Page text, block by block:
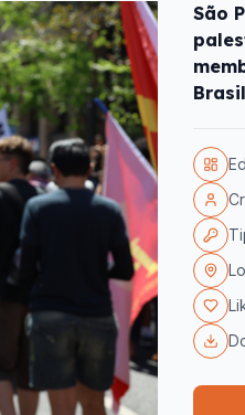
São
Brasil